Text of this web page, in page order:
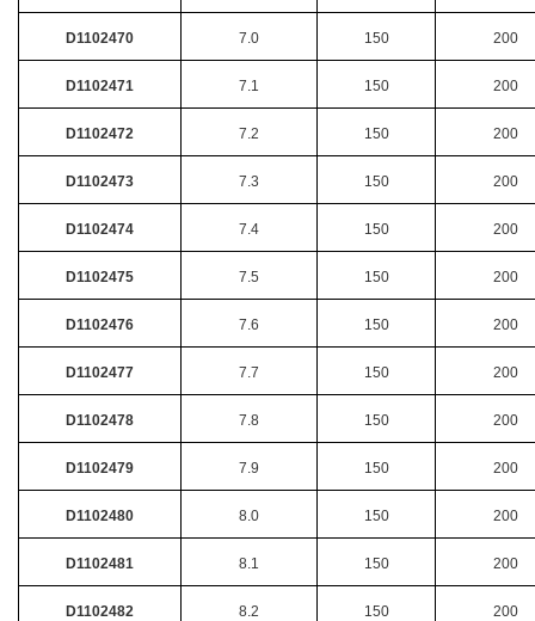
D1102470 7.0 150 200
D1102471 7.1 150 200
D1102472 7.2 150 200
D1102473 7.3 150 200
D1102474 7.4 150 200
D1102475 7.5 150 200
D1102476 7.6 150 200
D1102477 7.7 150 200
D1102478 7.8 150 200
D1102479 7.9 150 200
D1102480 8.0 150 200
D1102481 8.1 150 200
D1102482 8.2 150 200